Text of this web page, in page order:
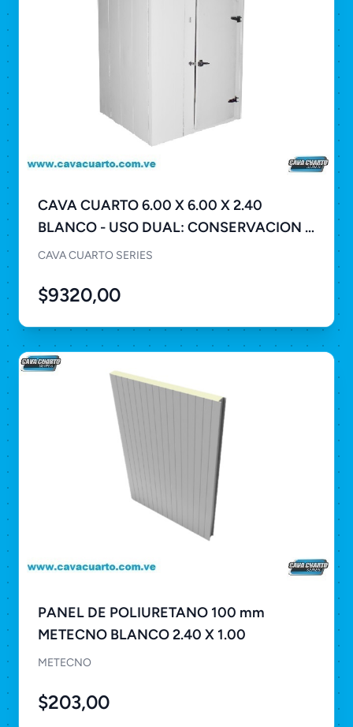
CAVA CUARTO 6.00 X 6.00 X 2.40
BLANCO - USO DUAL: CONSERVACION Y
CONGELACIÓN
CAVA CUARTO SERIES
$9320,00
PANEL DE POLIURETANO 100 mm
METECNO BLANCO 2.40 X 1.00
METECNO
$203,00